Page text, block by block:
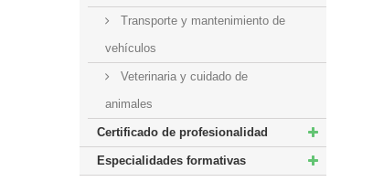
Transporte y mantenimiento de
vehículos
Veterinaria y cuidado de
animales
Certificado de profesionalidad
Especialidades formativas